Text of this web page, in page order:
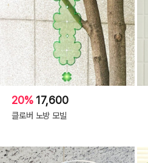
20% 17,600
클로버 노방 모빌